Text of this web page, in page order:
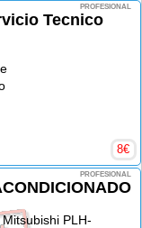
PROFESIONAL
Tecnico
8€
PROFESIONAL
PLH-